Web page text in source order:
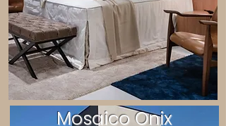
Mosaico Onix